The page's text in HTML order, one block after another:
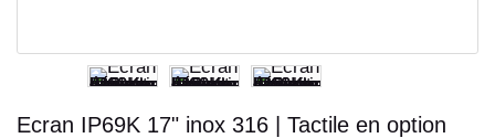
Ecran IP69K 17" inox 316 | Tactile en option